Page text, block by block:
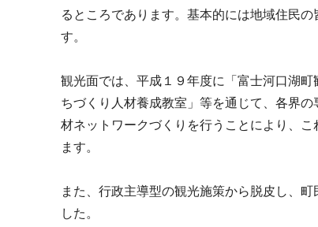
るところであります。基本的には地域住民
す。
観光面では、平成１９年度に「富士河口湖
ちづくり人材養成教室」等を通じて、各界
材ネットワークづくりを行うことにより、
ます。
また、行政主導型の観光施策から脱皮し、
した。